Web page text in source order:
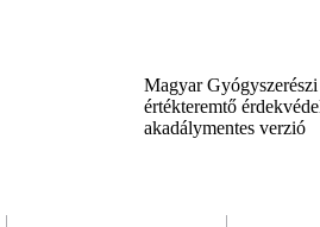
Magyar
értékteremtő
akadálymentes verzió